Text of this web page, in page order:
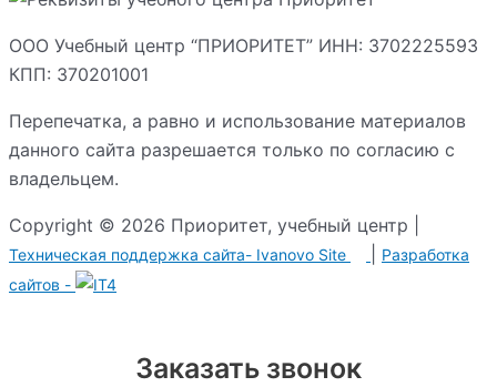
ООО Учебный центр “ПРИОРИТЕТ” ИНН: 3702225593
КПП: 370201001
Перепечатка, а равно и использование материалов
данного сайта разрешается только по согласию с
владельцем.
Copyright © 2026 Приоритет, учебный центр |
Техническая поддержка сайта- Ivanovo Site
Разработка
сайтов -
Заказать звонок